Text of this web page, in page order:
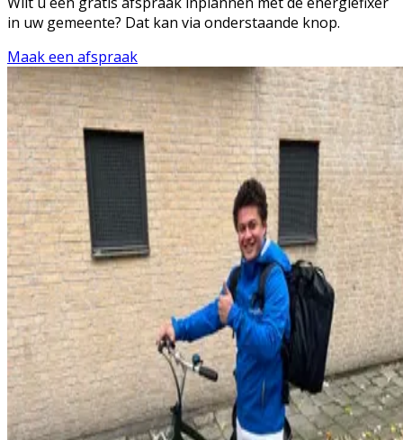
in uw gemeente? Dat kan via onderstaande knop.
Maak een afspraak